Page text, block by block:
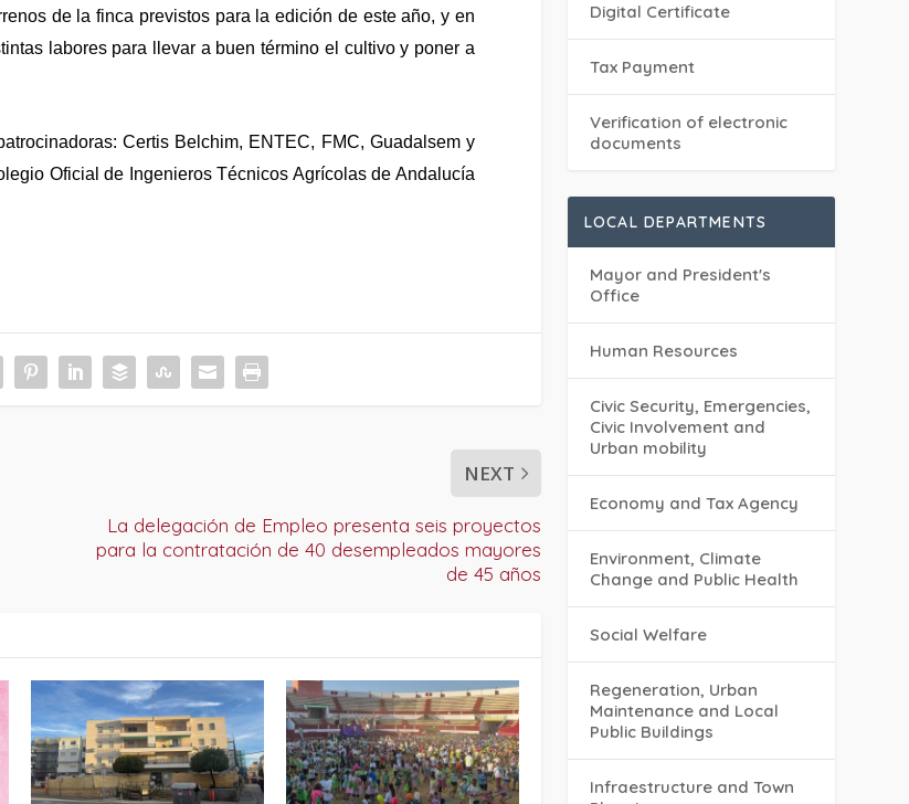
de la finca previstos para la edición de este año, y en
labores para llevar a buen término el cultivo y poner a
Certis Belchim, ENTEC, FMC, Guadalsem y
Oficial de Ingenieros Técnicos Agrícolas de Andalucía
NEXT
La delegación de Empleo presenta seis proyectos
para la contratación de 40 desempleados mayores
de 45 años
Digital Certificate
Tax Payment
Verification of electronic
documents
LOCAL DEPARTMENTS
Mayor and President's
Office
Human Resources
Civic Security, Emergencies,
Civic Involvement and
Urban mobility
Economy and Tax Agency
Environment, Climate
Change and Public Health
Social Welfare
Regeneration, Urban
Maintenance and Local
Public Buildings
Infraestructure and Town